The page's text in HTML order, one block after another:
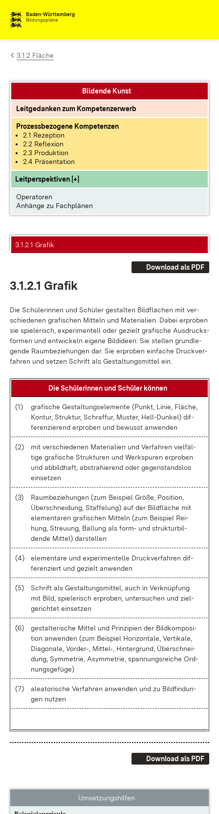
Zum Inhalt springen
Baden-Württemberg
Bildungspläne
3.1.2 Fläche
Bildende Kunst
Leitgedanken zum Kompetenzerwerb
Prozessbezogene Kompetenzen
2.1 Rezeption
2.2 Reflexion
2.3 Produktion
2.4 Präsentation
Leitperspektiven [+]
Operatoren
Anhänge zu Fachplänen
3.1.2.1 Grafik
Download als PDF
3.1.2.1 Gra­fik
Die Schü­le­rin­nen und Schü­ler ge­stal­ten Bild­flä­chen mit ver­
schie­de­nen gra­fi­schen Mit­teln und Ma­te­ria­li­en. Da­bei er­pro­ben
sie spie­le­risch, ex­pe­ri­men­tell oder ge­zielt gra­fi­sche Aus­drucks­
for­men und ent­wi­ckeln ei­ge­ne Bild­ide­en. Sie stel­len grund­le­
gen­de Raum­be­zie­hun­gen dar. Sie er­pro­ben ein­fa­che Druck­ver­
fah­ren und set­zen Schrift als Ge­stal­tungs­mit­tel ein.
Die Schü­le­rin­nen und Schü­ler kön­nen
(1)
gra­fi­sche Ge­stal­tungs­ele­men­te (Punkt, Li­nie, Flä­che,
Kon­tur, Struk­tur, Schraf­fur, Mus­ter, Hel­l-Dun­kel) dif­
fe­ren­zie­rend er­pro­ben und be­wusst an­wen­den
(2)
mit ver­schie­de­nen Ma­te­ria­li­en und Ver­fah­ren viel­fäl­
ti­ge gra­fi­sche Struk­tu­ren und Werk­spu­ren er­pro­ben
und ab­bild­haft, abs­tra­hie­rend oder ge­gen­stands­los
ein­set­zen
(3)
Raum­be­zie­hun­gen (zum Bei­spiel Grö­ße, Po­si­ti­on,
Über­schnei­dung, Staf­fe­lung) auf der Bild­flä­che mit
ele­men­ta­ren gra­fi­schen Mit­teln (zum Bei­spiel Rei­
hung, Streu­ung, Bal­lung als form- und struk­tur­bil­
den­de Mit­tel) dar­stel­len
(4)
ele­men­ta­re und ex­pe­ri­men­tel­le Druck­ver­fah­ren dif­
fe­ren­ziert und ge­zielt an­wen­den
(5)
Schrift als Ge­stal­tungs­mit­tel, auch in Ver­knüp­fung
mit Bild, spie­le­risch er­pro­ben, un­ter­su­chen und ziel­
ge­rich­tet ein­set­zen
(6)
ge­stal­te­ri­sche Mit­tel und Prin­zi­pi­en der Bild­kom­po­si­
ti­on an­wen­den (zum Bei­spiel Ho­ri­zon­ta­le, Ver­ti­ka­le,
Dia­go­na­le, Vor­der‑, Mit­tel‑, Hin­ter­grund, Über­schnei­
dung, Sym­me­trie, Asym­me­trie, span­nungs­rei­che Ord­
nungs­ge­fü­ge)
(7)
alea­to­ri­sche Ver­fah­ren an­wen­den und zu Bild­fin­dun­
gen nut­zen
Download als PDF
Umsetzungshilfen